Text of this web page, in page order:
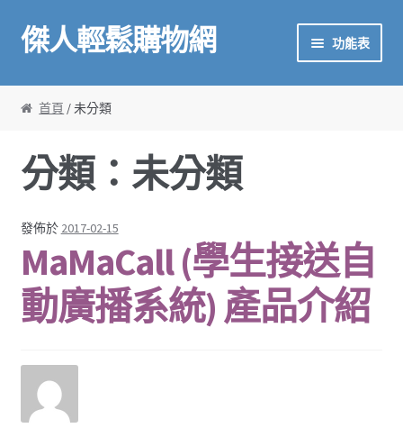
略過導覽
跳至內容
傑人輕鬆購物網 功能表
首頁
金鼎作文介紹
校掌雲
廣播系統
甘丹數學
硬體周邊
首頁 / 未分類
分類：未分類
發佈於 2017-02-15
MaMaCall (學生接送自
動廣播系統) 產品介紹